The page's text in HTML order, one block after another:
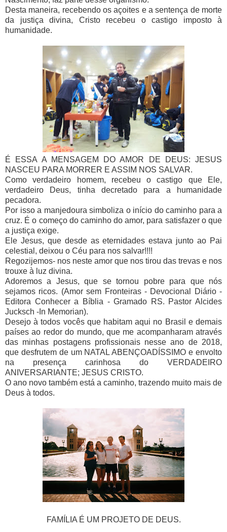
Desta maneira, recebendo os açoites e a sentença de morte
da justiça divina, Cristo recebeu o castigo imposto à
humanidade.
É ESSA A MENSAGEM DO AMOR DE DEUS: JESUS
NASCEU PARA MORRER E ASSIM NOS SALVAR.
Como verdadeiro homem, recebeu o castigo que Ele,
verdadeiro Deus, tinha decretado para a humanidade
pecadora.
Por isso a manjedoura simboliza o início do caminho para a
cruz. É o começo do caminho do amor, para satisfazer o que
a justiça exige.
Ele Jesus, que desde as eternidades estava junto ao Pai
celestial, deixou o Céu para nos salvar!!!!
Regozijemos- nos neste amor que nos tirou das trevas e nos
trouxe à luz divina.
Adoremos a Jesus, que se tornou pobre para que nós
sejamos ricos. (Amor sem Fronteiras - Devocional Diário -
Editora Conhecer a Bíblia - Gramado RS. Pastor Alcides
Jucksch -In Memorian).
Desejo à todos vocês que habitam aqui no Brasil e demais
países ao redor do mundo, que me acompanharam através
das minhas postagens profissionais nesse ano de 2018,
que desfrutem de um NATAL ABENÇOADÍSSIMO e envolto
na presença carinhosa do VERDADEIRO
ANIVERSARIANTE; JESUS CRISTO.
O ano novo também está a caminho, trazendo muito mais de
Deus à todos.
FAMÍLIA É UM PROJETO DE DEUS.